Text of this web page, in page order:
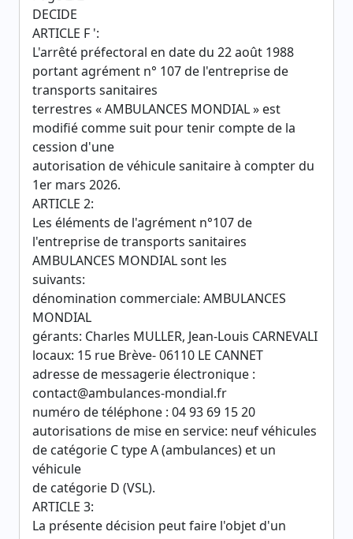
DECIDE
ARTICLE F ':
L'arrêté préfectoral en date du 22 août 1988
portant agrément n° 107 de l'entreprise de
transports sanitaires
terrestres « AMBULANCES MONDIAL » est
modifié comme suit pour tenir compte de la
cession d'une
autorisation de véhicule sanitaire à compter du
1er mars 2026.
ARTICLE 2:
Les éléments de l'agrément n°107 de
l'entreprise de transports sanitaires
AMBULANCES MONDIAL sont les
suivants:
dénomination commerciale: AMBULANCES
MONDIAL
gérants: Charles MULLER, Jean-Louis CARNEVALI
locaux: 15 rue Brève- 06110 LE CANNET
adresse de messagerie électronique :
contact@ambulances-mondial.fr
numéro de téléphone : 04 93 69 15 20
autorisations de mise en service: neuf véhicules
de catégorie C type A (ambulances) et un
véhicule
de catégorie D (VSL).
ARTICLE 3:
La présente décision peut faire l'objet d'un